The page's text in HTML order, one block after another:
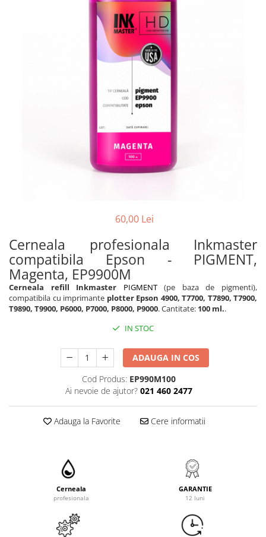
60,00 Lei
Cerneala profesionala Inkmaster
compatibila Epson - PIGMENT,
Magenta, EP9900M
Cerneala refill Inkmaster PIGMENT(pe baza de pigmenti),
compatibila cu imprimante plotter Epson 4900, T7700, T7890, T7900,
T9890, T9900, P6000, P7000, P8000, P9000. Cantitate: 100 ml..
IN STOC
ADAUGA IN COS
Cod Produs: EP990M100
Ai nevoie de ajutor? 021 460 2477
Adauga la Favorite Cere informatii
Cerneala
profesionala
GARANTIE
12 luni